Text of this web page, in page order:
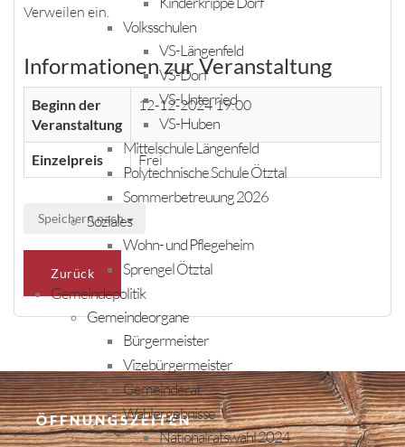
Volksschulen
VS-Längenfeld
VS-Dorf
VS-Unterried
VS-Huben
Mittelschule Längenfeld
Polytechnische Schule Ötztal
Sommerbetreuung 2026
Soziales
Wohn- und Pflegeheim
Sprengel Ötztal
Gemeindepolitik
Gemeindeorgane
Bürgermeister
Vizebürgermeister
Gemeinderat
Wahlergebnisse
Nationalratswahl 2024
Verweilen ein.
Informationen zur Veranstaltung
Beginn der
Veranstaltung
12-12-2024 19:00
Einzelpreis Frei
Speichern nach
Zurück
ÖFFNUNGSZEITEN